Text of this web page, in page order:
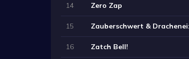
14 Zero Zap
15 Zauberschwert &
16 Zatch Bell!